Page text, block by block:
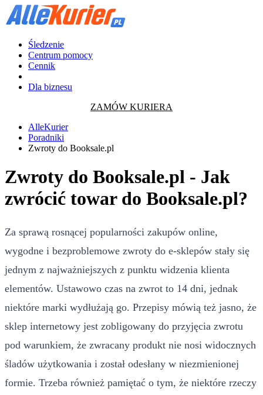
Śledzenie
Centrum pomocy
Cennik
Dla biznesu
ZAMÓW KURIERA
AlleKurier
Poradniki
Zwroty do Booksale.pl
Zwroty do Booksale.pl - Jak
zwrócić towar do Booksale.pl?
Za sprawą rosnącej popularności zakupów online,
wygodne i bezproblemowe zwroty do e-sklepów stały się
jednym z najważniejszych z punktu widzenia klienta
elementów. Ustawowo czas na zwrot to 14 dni, jednak
niektóre marki wydłużają go. Przepisy mówią też jasno, że
sklep internetowy jest zobligowany do przyjęcia zwrotu
pod warunkiem, że zwracany produkt nie nosi widocznych
śladów użytkowania i został odesłany w niezmienionej
formie. Trzeba również pamiętać o tym, że niektóre rzeczy